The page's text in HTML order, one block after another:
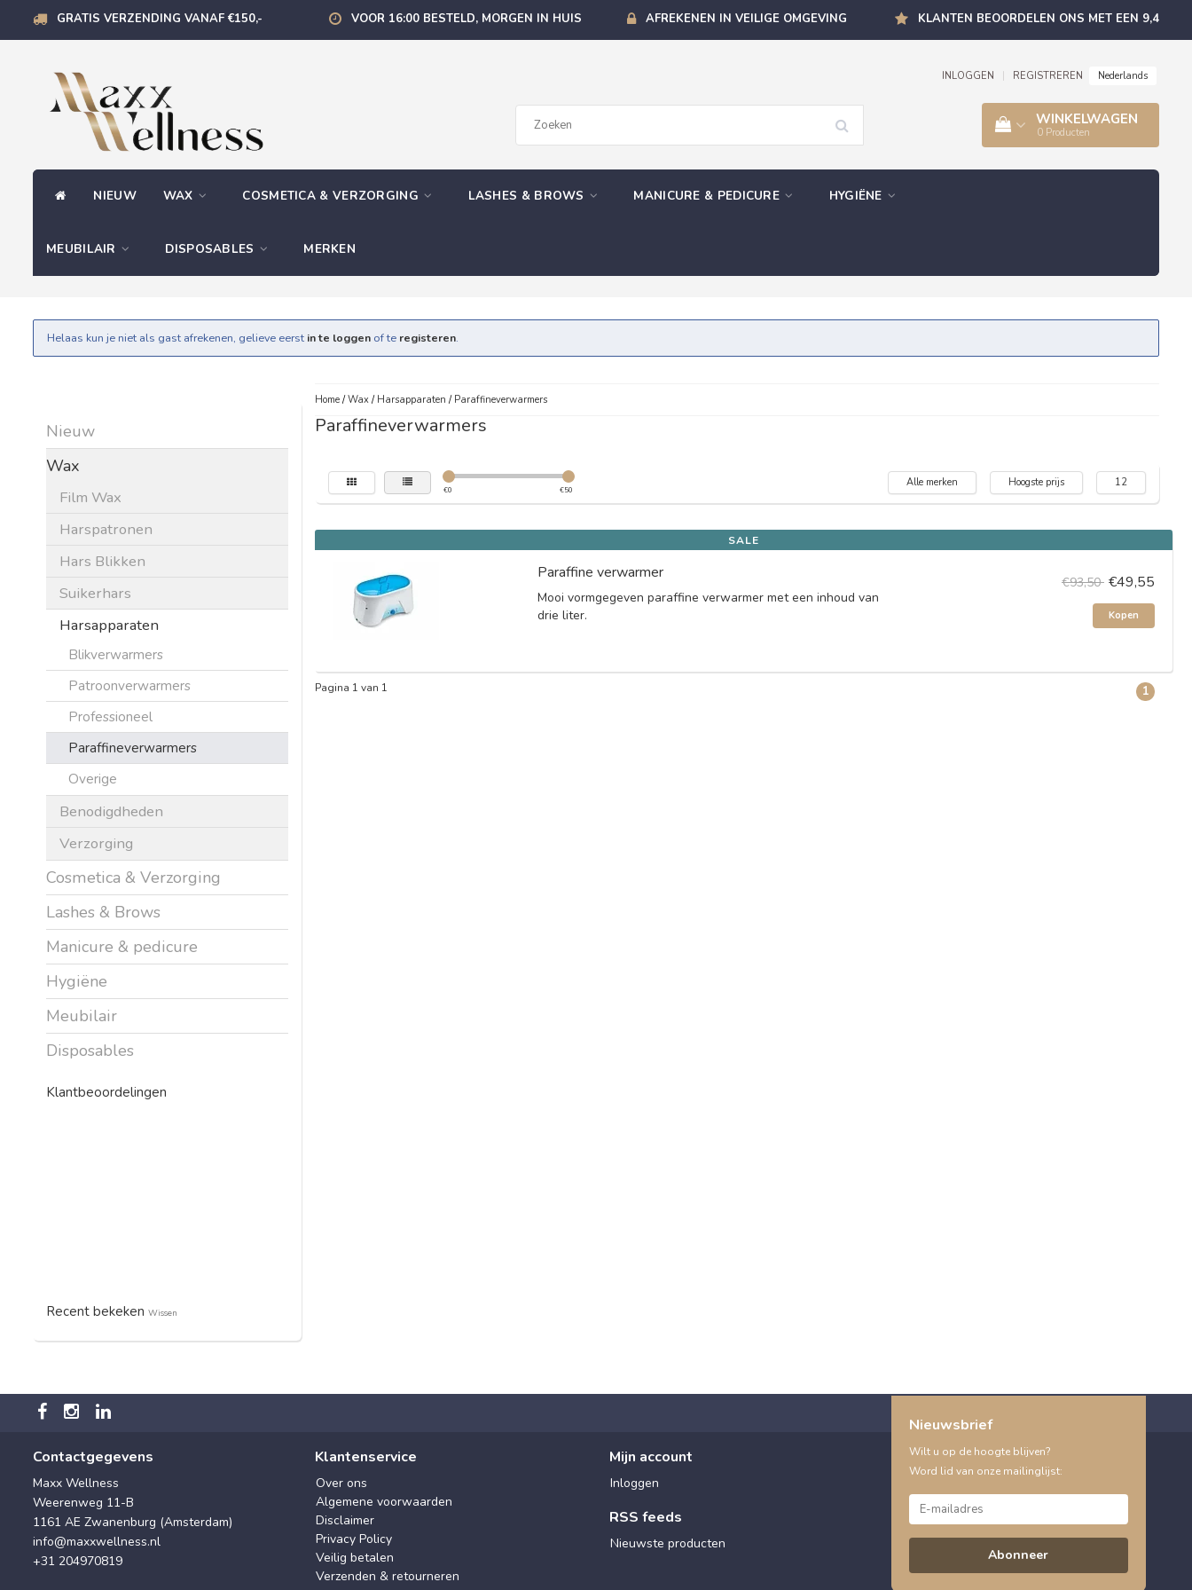
GRATIS VERZENDING VANAF €150,- VOOR 16:00 BESTELD, MORGEN IN HUIS AFREKENEN IN VEILIGE OMGEVING KLANTEN BEOORDELEN ONS MET EEN 9,4
INLOGGEN REGISTREREN Nederlands
WINKELWAGEN
0 Producten
NIEUW WAX COSMETICA & VERZORGING LASHES & BROWS MANICURE & PEDICURE HYGIËNE
MEUBILAIR DISPOSABLES MERKEN
Helaas kun je niet als gast afrekenen, gelieve eerst in te loggen of te registeren.
Nieuw
Wax
Film Wax
Harspatronen
Hars Blikken
Suikerhars
Harsapparaten
Blikverwarmers
Patroonverwarmers
Professioneel
Paraffineverwarmers
Overige
Benodigdheden
Verzorging
Cosmetica & Verzorging
Lashes & Brows
Manicure & pedicure
Hygiëne
Meubilair
Disposables
Klantbeoordelingen
Recent bekeken Wissen
Home/Wax/ Harsapparaten / Paraffineverwarmers
Paraffineverwarmers
€0 €50
Alle merken Hoogste prijs 12
SALE
Paraffine verwarmer
Mooi vormgegeven paraffine verwarmer met een inhoud van
drie liter.
€93,50 €49,55
Kopen
Pagina 1 van 1 1
Contactgegevens
Maxx Wellness
Weerenweg 11-B
1161 AE Zwanenburg (Amsterdam)
info@maxxwellness.nl
+31 204970819
Klantenservice
Over ons
Algemene voorwaarden
Disclaimer
Privacy Policy
Veilig betalen
Verzenden & retourneren
Mijn account
Inloggen
RSS feeds
Nieuwste producten
Nieuwsbrief
Wilt u op de hoogte blijven?
Word lid van onze mailinglijst:
Abonneer